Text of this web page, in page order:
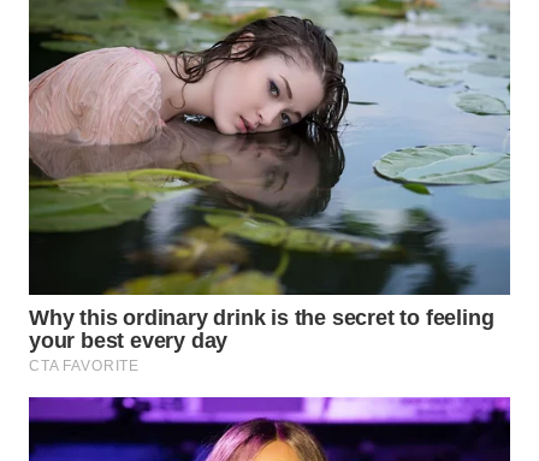
WN
DEPOK
WN
TAPANULI
UTARA
SAMOSIR
WN
PADANG
LAWAS